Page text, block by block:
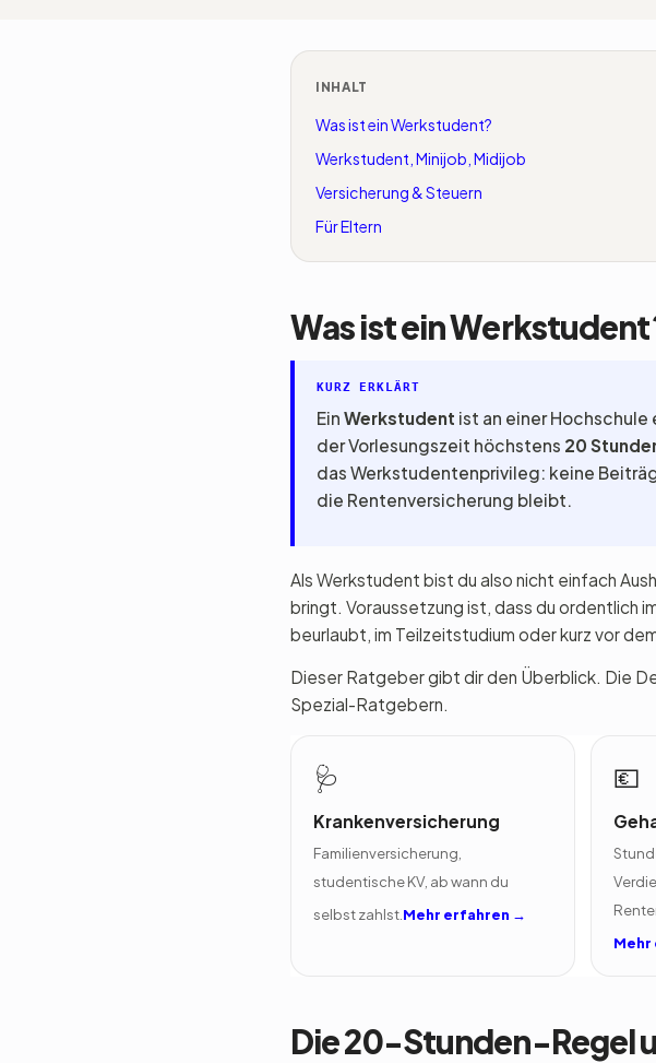
INHALT
Was ist ein Werkstudent?
Werkstudent, Minijob, Midijob
Versicherung & Steuern
Für Eltern
Was ist ein
KURZ ERKLÄRT
Ein Werkstudent ist an einer
der Vorlesungszeit höchstens 20
das Werkstudentenprivileg: keine
die Rentenversicherung bleibt.
Als Werkstudent bist du also nicht einfach
bringt. Voraussetzung ist, dass du ordentlich
beurlaubt, im Teilzeitstudium oder kurz vor
Dieser Ratgeber gibt dir den Überblick. Die
Spezial-Ratgebern.
🩺
Krankenversicherung
Familienversicherung,
studentische KV, ab wann du
selbst zahlst. Mehr erfahren →
💶
Die 20-Stunden-Regel